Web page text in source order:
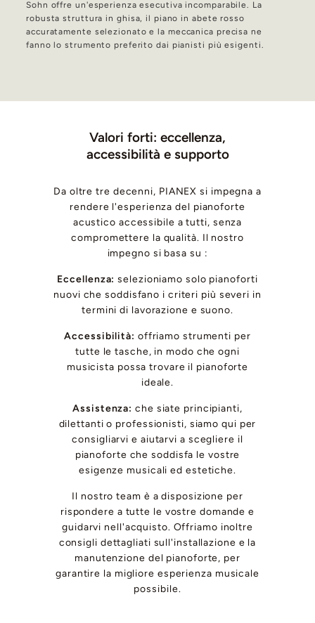
Sohn offre un'esperienza esecutiva incomparabile. La
robusta struttura in ghisa, il piano in abete rosso
accuratamente selezionato e la meccanica precisa ne
fanno lo strumento preferito dai pianisti più esigenti.
Valori forti: eccellenza,
accessibilità e supporto
Da oltre tre decenni, PIANEX si impegna a
rendere l'esperienza del pianoforte
acustico accessibile a tutti, senza
compromettere la qualità. Il nostro
impegno si basa su :
Eccellenza: selezioniamo solo pianoforti
nuovi che soddisfano i criteri più severi in
termini di lavorazione e suono.
Accessibilità: offriamo strumenti per
tutte le tasche, in modo che ogni
musicista possa trovare il pianoforte
ideale.
Assistenza:che siate principianti,
dilettanti o professionisti, siamo qui per
consigliarvi e aiutarvi a scegliere il
pianoforte che soddisfa le vostre
esigenze musicali ed estetiche.
Il nostro team è a disposizione per
rispondere a tutte le vostre domande e
guidarvi nell'acquisto. Offriamo inoltre
consigli dettagliati sull'installazione e la
manutenzione del pianoforte, per
garantire la migliore esperienza musicale
possibile.